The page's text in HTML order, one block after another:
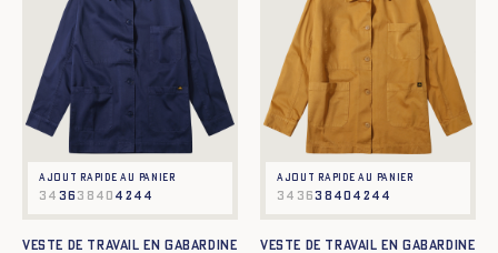
Ajout rapide au panier
34 36 38 40 42 44
Veste de travail en gabardine
Ajout rapide au panier
34 3638 40 42 44
Veste de travail en gabardine